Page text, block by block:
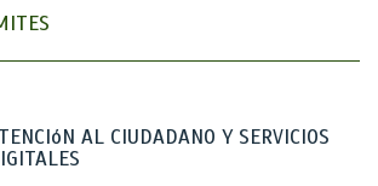
AL CIUDADANO Y SERVICIOS